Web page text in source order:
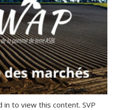
to view this content. SVP